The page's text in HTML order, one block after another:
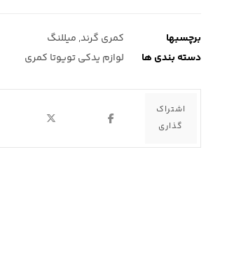
برچسبها کمری گرند, میللنگ
دسته بندی ها
لوازم یدکی تویوتا کمری